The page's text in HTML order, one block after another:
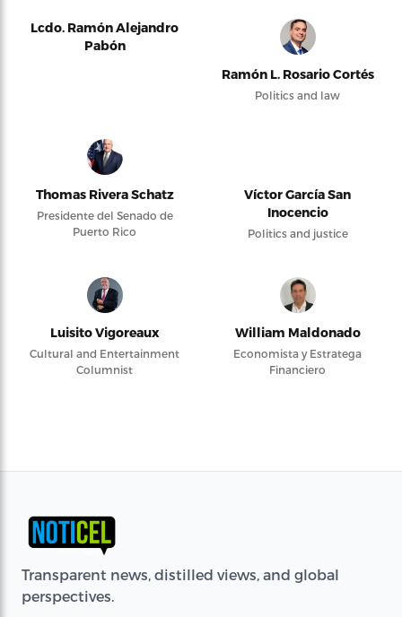
Lcdo. Ramón Alejandro
Pabón
Ramón L. Rosario Cortés
Politics and law
Thomas Rivera Schatz
Presidente del Senado de
Puerto Rico
Víctor García San
Inocencio
Politics and justice
Luisito Vigoreaux
Cultural and Entertainment
Columnist
William Maldonado
Economista y Estratega
Financiero
Transparent news, distilled views, and global
perspectives.